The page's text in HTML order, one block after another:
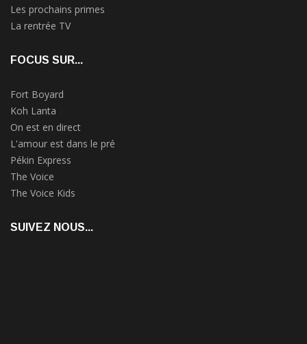
Les prochains primes
La rentrée TV
FOCUS SUR...
Fort Boyard
Koh Lanta
On est en direct
L'amour est dans le pré
Pékin Express
The Voice
The Voice Kids
SUIVEZ NOUS...